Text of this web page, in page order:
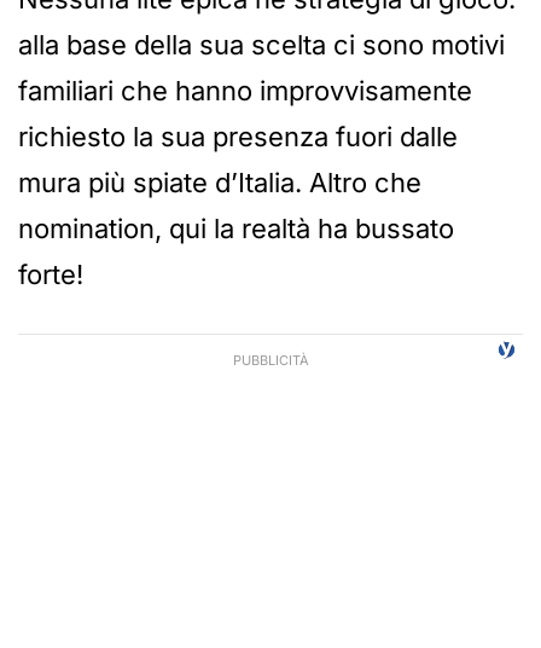
alla base della sua scelta ci sono motivi
familiari che hanno improvvisamente
richiesto la sua presenza fuori dalle
mura più spiate d’Italia. Altro che
nomination, qui la realtà ha bussato
forte!